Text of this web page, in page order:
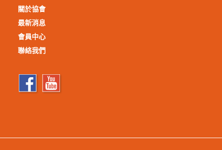
關於協會
最新消息
會員中心
聯絡我們